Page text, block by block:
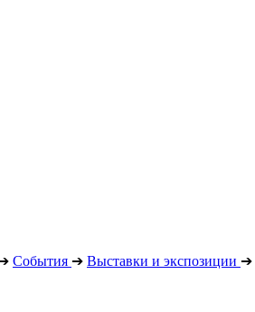
События ➔ Выставки и экспозиции ➔